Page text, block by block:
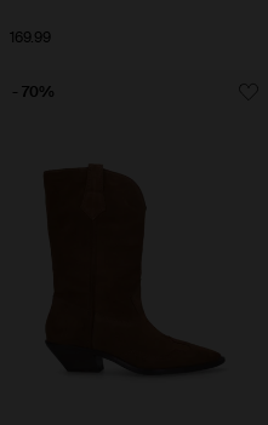
169.99
- 70%